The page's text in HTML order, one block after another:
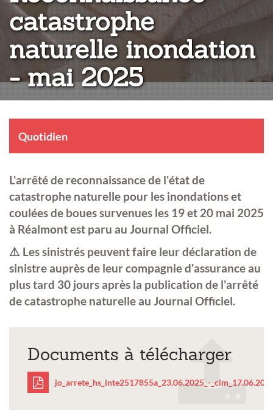
catastrophe
naturelle inondation
- mai 2025
Quotidien
L'arrêté de reconnaissance de l'état de
catastrophe naturelle pour les inondations et
coulées de boues survenues les 19 et 20 mai 2025
à Réalmont est paru au Journal Officiel.
⚠️ Les sinistrés peuvent faire leur déclaration de
sinistre auprès de leur compagnie d'assurance au
plus tard 30 jours après la publication de l'arrêté
de catastrophe naturelle au Journal Officiel.
Documents à télécharger
jo_arrete_hs_inte2517855a_23.06.2025_-